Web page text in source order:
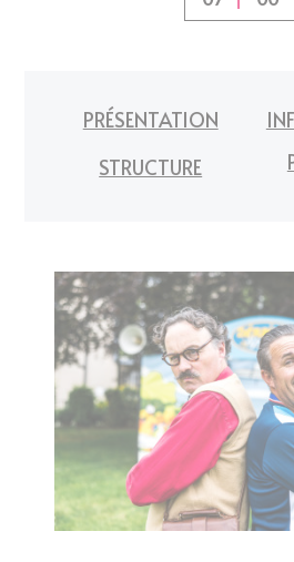
PRÉSENTATION
STRUCTURE